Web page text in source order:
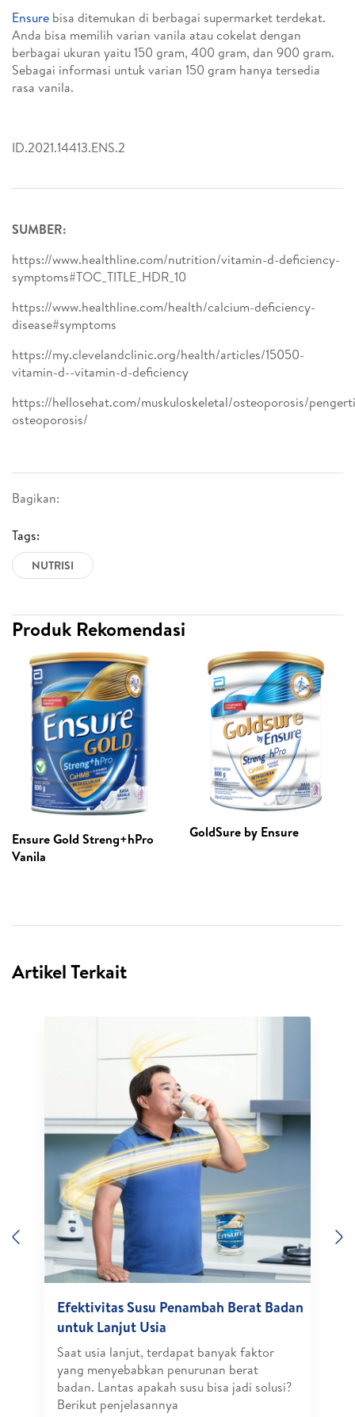
Bagikan:
Tags:
NUTRISI
Ensure bisa ditemukan di berbagai supermarket terdekat.
Anda bisa memilih varian vanila atau cokelat dengan
berbagai ukuran yaitu 150 gram, 400 gram, dan 900 gram.
Sebagai informasi untuk varian 150 gram hanya tersedia
rasa vanila.
ID.2021.14413.ENS.2
SUMBER:
https://www.healthline.com/nutrition/vitamin-d-deficiency-
symptoms#TOC_TITLE_HDR_10
https://www.healthline.com/health/calcium-deficiency-
disease#symptoms
https://my.clevelandclinic.org/health/articles/15050-
vitamin-d--vitamin-d-deficiency
https://hellosehat.com/muskuloskeletal/osteoporosis/
osteoporosis/
Produk Rekomendasi
Ensure Gold Streng+hPro
Vanila
GoldSure by Ensure
Artikel Terkait
Previous
Efektivitas Susu Penambah Berat Badan
untuk Lanjut Usia
Saat usia lanjut, terdapat banyak faktor
yang menyebabkan penurunan berat
badan. Lantas apakah susu bisa jadi solusi?
Berikut penjelasannya